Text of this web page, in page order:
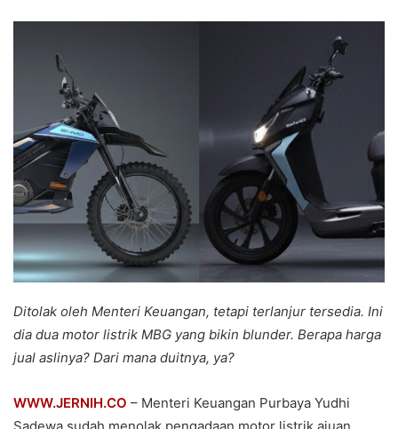
Ditolak oleh Menteri Keuangan, tetapi terlanjur tersedia. Ini
dia dua motor listrik MBG yang bikin blunder. Berapa harga
jual aslinya? Dari mana duitnya, ya?
WWW.JERNIH.CO – Menteri Keuangan Purbaya Yudhi